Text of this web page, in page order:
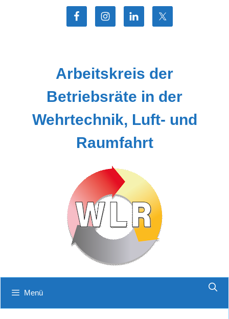
Arbeitskreis der
Betriebsräte in der
Wehrtechnik, Luft- und
Raumfahrt
Menü